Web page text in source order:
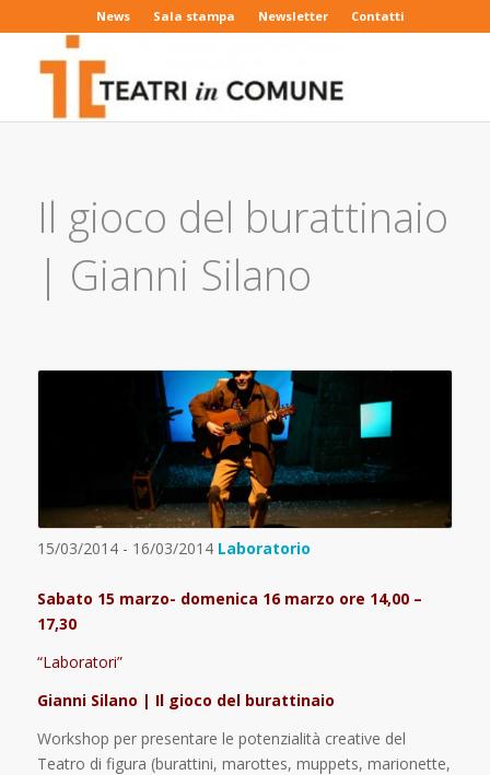
News Sala stampa Newsletter Contatti
Il gioco del burattinaio
| Gianni Silano
15/03/2014 - 16/03/2014 Laboratorio
Sabato 15 marzo- domenica 16 marzo ore 14,00 –
17,30
“Laboratori”
Gianni Silano | Il gioco del burattinaio
Workshop per presentare le potenzialità creative del
Teatro di figura (burattini, marottes, muppets, marionette,